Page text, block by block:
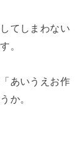
てしまわない
。
あいうえお作
か。